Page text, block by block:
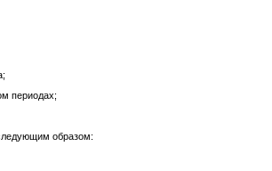
периодах;
образом: